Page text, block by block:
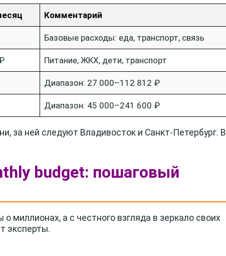
Комментарий
Базовые расходы: еда, транспорт, связь
Питание, ЖКХ, дети, транспорт
Диапазон: 27 000–112 812 ₽
Диапазон: 45 000–241 600 ₽
за ней следуют Владивосток и Санкт-Петербург. В
budget: пошаговый
миллионах, а с честного взгляда в зеркало своих
эксперты.